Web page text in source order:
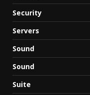
Security
Servers
Sound
Sound
Suite